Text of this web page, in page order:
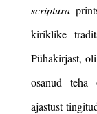
scriptura
kiriklike
Pühakirjast,
osanud teha
ajastust